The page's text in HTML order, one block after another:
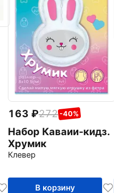
163 272 -40%
Набор Каваии-кидз.
Хрумик
Клевер
В корзину